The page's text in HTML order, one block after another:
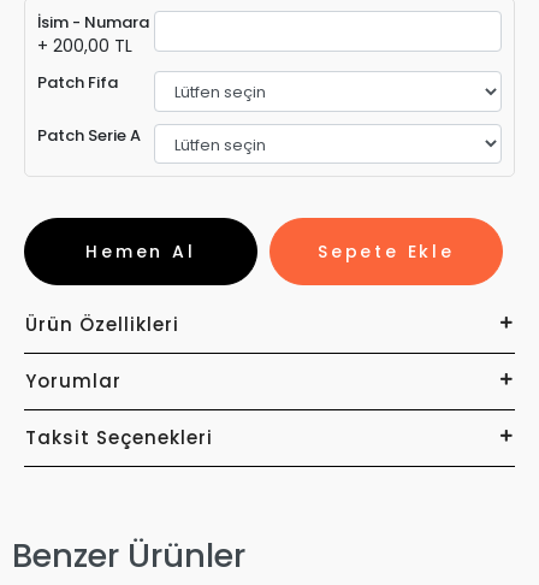
İsim - Numara
+ 200,00 TL
Patch Fifa
Patch Serie A
Sepete Ekle
Hemen Al
Ürün Özellikleri
Yorumlar
Taksit Seçenekleri
Benzer Ürünler